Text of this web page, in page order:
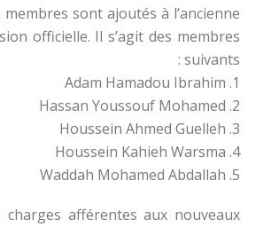
membres sont ajoutés à l’ancienne
officielle. Il s’agit des membres
suivants :
1. Adam Hamadou Ibrahim
2. Hassan Youssouf Mohamed
3. Houssein Ahmed Guelleh
4. Houssein Kahieh Warsma
5. Waddah Mohamed Abdallah
charges afférentes aux nouveaux